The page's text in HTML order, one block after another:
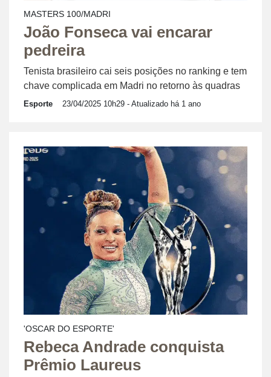
MASTERS 100/MADRI
João Fonseca vai encarar
pedreira
Tenista brasileiro cai seis posições no ranking e tem
chave complicada em Madri no retorno às quadras
Esporte 23/04/2025 10h29 - Atualizado há 1 ano
'OSCAR DO ESPORTE'
Rebeca Andrade conquista
Prêmio Laureus